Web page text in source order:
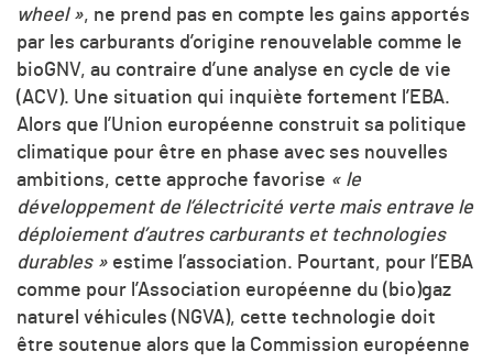
wheel », ne prend pas en compte les gains apportés
par les carburants d’origine renouvelable comme le
bioGNV, au contraire d’une analyse en cycle de vie
(ACV). Une situation qui inquiète fortement l’EBA.
Alors que l’Union européenne construit sa politique
climatique pour être en phase avec ses nouvelles
ambitions, cette approche favorise « le
développement de l’électricité verte mais entrave le
déploiement d’autres carburants et technologies
durables » estime l’association. Pourtant, pour l’EBA
comme pour l’Association européenne du (bio)gaz
naturel véhicules (NGVA), cette technologie doit
être soutenue alors que la Commission européenne